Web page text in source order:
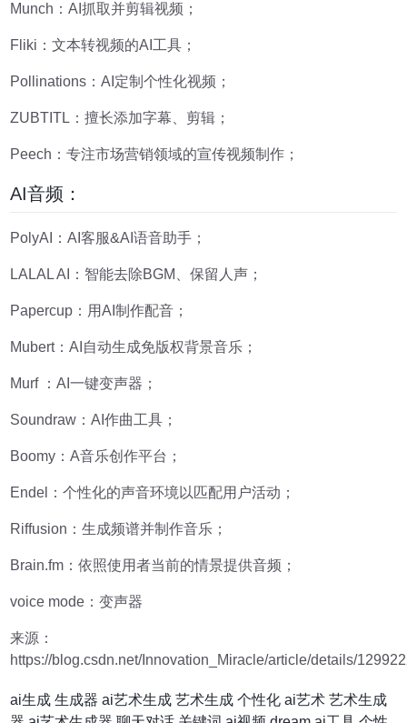
Munch：AI抓取并剪辑视频；
Fliki：文本转视频的AI工具；
Pollinations：AI定制个性化视频；
ZUBTITL：擅长添加字幕、剪辑；
Peech：专注市场营销领域的宣传视频制作；
AI音频：
PolyAI：AI客服&AI语音助手；
LALAL AI：智能去除BGM、保留人声；
Papercup：用AI制作配音；
Mubert：AI自动生成免版权背景音乐；
Murf ：AI一键变声器；
Soundraw：AI作曲工具；
Boomy：A音乐创作平台；
Endel：个性化的声音环境以匹配用户活动；
Riffusion：生成频谱并制作音乐；
Brain.fm：依照使用者当前的情景提供音频；
voice mode：变声器
来源：
https://blog.csdn.net/Innovation_Miracle/article/details/
ai生成 生成器 ai艺术生成 艺术生成 个性化 ai艺术 艺术生成